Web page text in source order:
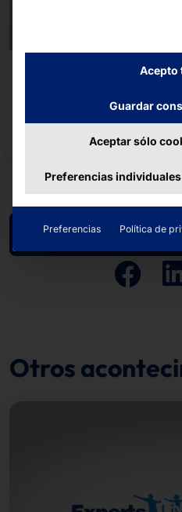
¿AUTOSERVICIO: SIMPLE
Seguir leyendo
Zurück zur
Otros
Acepto
Guardar
Aceptar sólo
Preferencias
Preferencias Política de